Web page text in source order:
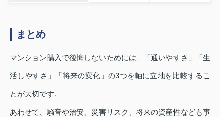
まとめ
マンション購入で後悔しないためには、「通いやすさ」「生
活しやすさ」「将来の変化」の3つを軸に立地を比較するこ
とが大切です。
あわせて、騒音や治安、災害リスク、将来の資産性なども事